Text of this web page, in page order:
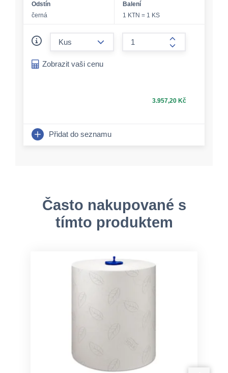
Odstín
černá
Balení
1 KTN = 1 KS
form.increase-
Zobrazit vaši cenu
3.957,20 Kč
Přidat do seznamu
Často nakupované s
tímto produktem